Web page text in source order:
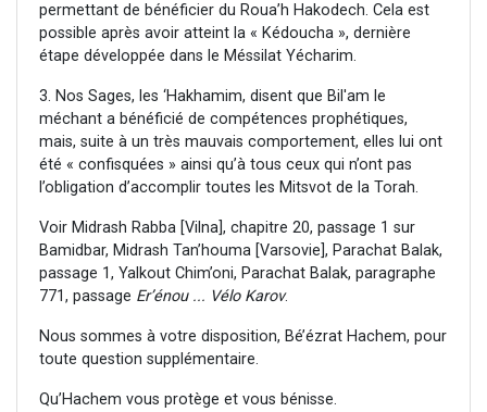
permettant de bénéficier du Roua’h Hakodech. Cela est
possible après avoir atteint la « Kédoucha », dernière
étape développée dans le Méssilat Yécharim.
3. Nos Sages, les ‘Hakhamim, disent que Bil'am le
méchant a bénéficié de compétences prophétiques,
mais, suite à un très mauvais comportement, elles lui ont
été « confisquées » ainsi qu’à tous ceux qui n’ont pas
l’obligation d’accomplir toutes les Mitsvot de la Torah.
Voir Midrash Rabba [Vilna], chapitre 20, passage 1 sur
Bamidbar, Midrash Tan’houma [Varsovie], Parachat Balak,
passage 1, Yalkout Chim’oni, Parachat Balak, paragraphe
771, passage Er’énou ... Vélo Karov.
Nous sommes à votre disposition, Bé’ézrat Hachem, pour
toute question supplémentaire.
Qu’Hachem vous protège et vous bénisse.